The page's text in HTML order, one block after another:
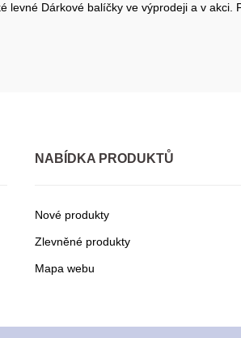
levné Dárkové balíčky ve výprodeji a v akci.
NABÍDKA PRODUKTŮ
Nové produkty
Zlevněné produkty
Mapa webu